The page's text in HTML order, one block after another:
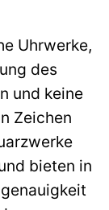
Uhrwerke,
des
und keine
Zeichen
bieten in